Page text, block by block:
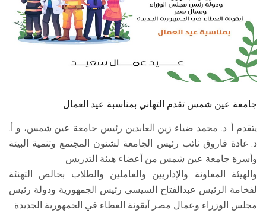
الدراسات العليا
الخريجين
سجل الان
جامعة عين شمس تقدم التهاني بمناسبة عيد العمال
يتقدم أ. د. محمد ضياء زين العابدين رئيس جامعة عين شمس، و أ.
د. غادة فاروق نائب رئيس الجامعة لشئون المجتمع وتنمية البيئة
وأسرة جامعة عين شمس من أعضاء هيئة التدريس
والهيئة المعاونة والإداريين والعاملين والطلاب بخالص التهنئة
لفخامة الرئيس عبدالفتاح السيسى رئيس الجمهورية ودولة رئيس
مجلس الوزراء وعمال مصر أيقونة العطاء في الجمهورية الجديدة .